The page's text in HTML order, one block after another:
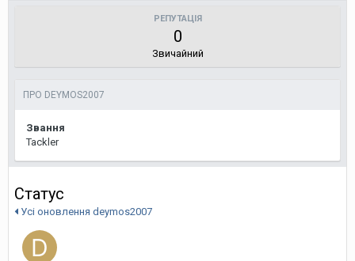
РЕПУТАЦІЯ
0
Звичайний
ПРО DEYMOS2007
Звання
Tackler
Статус
Усі оновлення deymos2007